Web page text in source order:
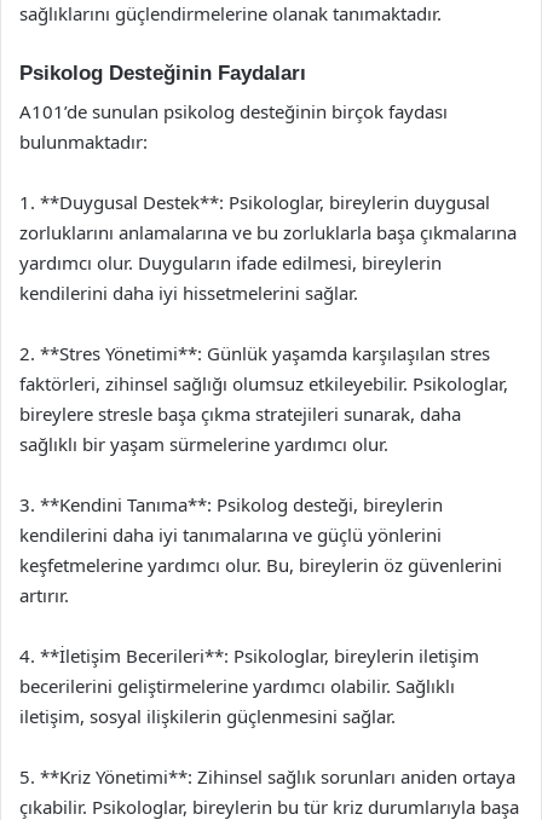
sağlıklarını güçlendirmelerine olanak tanımaktadır.
Psikolog Desteğinin Faydaları
A101’de sunulan psikolog desteğinin birçok faydası
bulunmaktadır:
1. **Duygusal Destek**: Psikologlar, bireylerin duygusal
zorluklarını anlamalarına ve bu zorluklarla başa çıkmalarına
yardımcı olur. Duyguların ifade edilmesi, bireylerin
kendilerini daha iyi hissetmelerini sağlar.
2. **Stres Yönetimi**: Günlük yaşamda karşılaşılan stres
faktörleri, zihinsel sağlığı olumsuz etkileyebilir. Psikologlar,
bireylere stresle başa çıkma stratejileri sunarak, daha
sağlıklı bir yaşam sürmelerine yardımcı olur.
3. **Kendini Tanıma**: Psikolog desteği, bireylerin
kendilerini daha iyi tanımalarına ve güçlü yönlerini
keşfetmelerine yardımcı olur. Bu, bireylerin öz güvenlerini
artırır.
4. **İletişim Becerileri**: Psikologlar, bireylerin iletişim
becerilerini geliştirmelerine yardımcı olabilir. Sağlıklı
iletişim, sosyal ilişkilerin güçlenmesini sağlar.
5. **Kriz Yönetimi**: Zihinsel sağlık sorunları aniden ortaya
çıkabilir. Psikologlar, bireylerin bu tür kriz durumlarıyla başa